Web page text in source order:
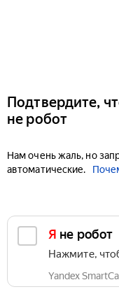
Подтвердите,
не робот
Нам очень жаль, но
автоматические.
Я не робот
Нажмите,
Yandex